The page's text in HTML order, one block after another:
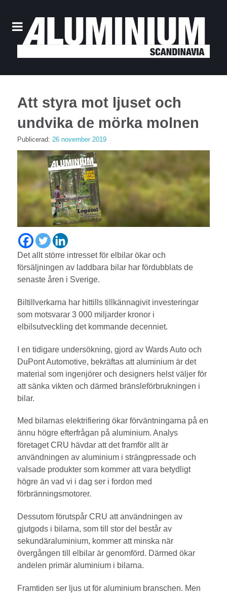
Att styra mot ljuset och
undvika de mörka molnen
Publicerad: 26 november 2019
Det allt större intresset för elbilar ökar och
försäljningen av laddbara bilar har fördubblats de
senaste åren i Sverige.
Biltillverkarna har hittills tillkännagivit investeringar
som motsvarar 3 000 miljarder kronor i
elbilsutveckling det kommande decenniet.
I en tidigare undersökning, gjord av Wards Auto och
DuPont Automotive, bekräftas att aluminium är det
material som ingenjörer och designers helst väljer för
att sänka vikten och därmed bränsleförbrukningen i
bilar.
Med bilarnas elektrifiering ökar förväntningarna på en
ännu högre efterfrågan på aluminium. Analys
företaget CRU hävdar att det framför allt är
användningen av aluminium i strängpressade och
valsade produkter som kommer att vara betydligt
högre än vad vi i dag ser i fordon med
förbränningsmotorer.
Dessutom förutspår CRU att användningen av
gjutgods i bilarna, som till stor del består av
sekundäraluminium, kommer att minska när
övergången till elbilar är genomförd. Därmed ökar
andelen primär aluminium i bilarna.
Framtiden ser ljus ut för aluminium branschen. Men